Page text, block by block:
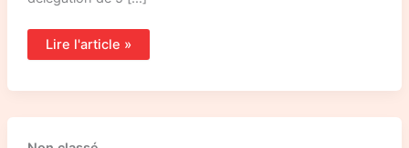
Lire l'article »
Argumentaire